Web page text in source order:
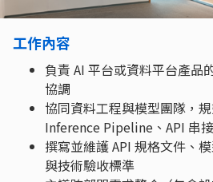
工作內容
負責 AI 平台或資料平台產品
協調
協同資料工程與模型團隊，規
Inference Pipeline、API 串
撰寫並維護 API 規格文件、
與技術驗收標準